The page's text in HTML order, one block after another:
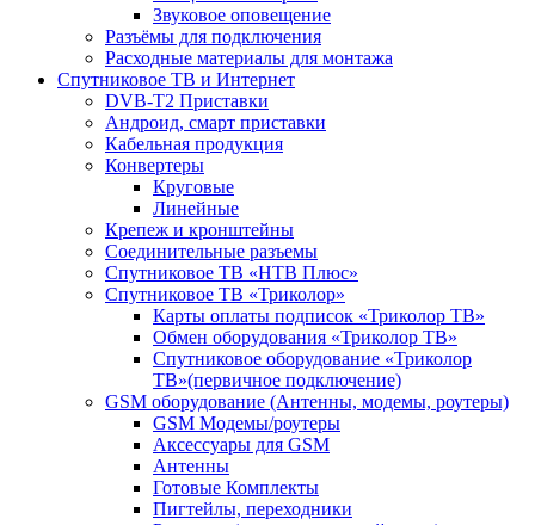
Звуковое оповещение
Разъёмы для подключения
Расходные материалы для монтажа
Спутниковое ТВ и Интернет
DVB-Т2 Приставки
Андроид, смарт приставки
Кабельная продукция
Конвертеры
Круговые
Линейные
Крепеж и кронштейны
Соединительные разъемы
Спутниковое ТВ «НТВ Плюс»
Спутниковое ТВ «Триколор»
Карты оплаты подписок «Триколор ТВ»
Обмен оборудования «Триколор ТВ»
Спутниковое оборудование «Триколор
ТВ»(первичное подключение)
GSM оборудование (Антенны, модемы, роутеры)
GSM Модемы/роутеры
Аксессуары для GSM
Антенны
Готовые Комплекты
Пигтейлы, переходники